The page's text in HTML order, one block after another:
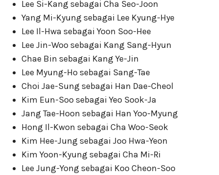
Lee Si-Kang sebagai Cha Seo-Joon
Yang Mi-Kyung sebagai Lee Kyung-Hye
Lee Il-Hwa sebagai Yoon Soo-Hee
Lee Jin-Woo sebagai Kang Sang-Hyun
Chae Bin sebagai Kang Ye-Jin
Lee Myung-Ho sebagai Sang-Tae
Choi Jae-Sung sebagai Han Dae-Cheol
Kim Eun-Soo sebagai Yeo Sook-Ja
Jang Tae-Hoon sebagai Han Yoo-Myung
Hong Il-Kwon sebagai Cha Woo-Seok
Kim Hee-Jung sebagai Joo Hwa-Yeon
Kim Yoon-Kyung sebagai Cha Mi-Ri
Lee Jung-Yong sebagai Koo Cheon-Soo